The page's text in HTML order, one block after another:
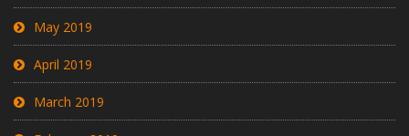
May 2019
April 2019
March 2019